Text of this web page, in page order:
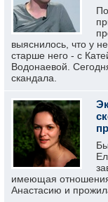
выяснилось, что у
старше него - с
Водонаевой.
скандала.
имеющая отношения
Анастасию и